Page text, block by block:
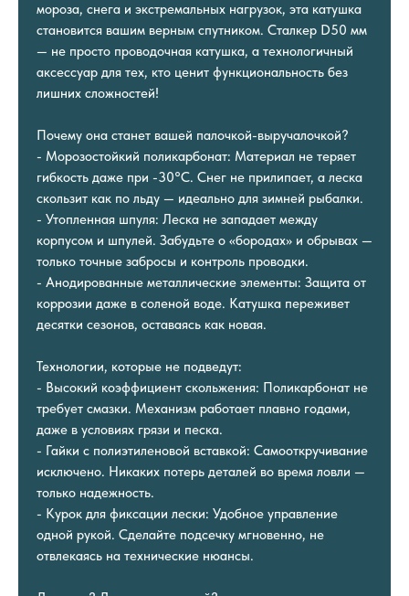
мороза, снега и экстремальных нагрузок, эта катушка
становится вашим верным спутником. Сталкер D50 мм
— не просто проводочная катушка, а технологичный
аксессуар для тех, кто ценит функциональность без
лишних сложностей!
Почему она станет вашей палочкой-выручалочкой?
- Морозостойкий поликарбонат: Материал не теряет
гибкость даже при -30°C. Снег не прилипает, а леска
скользит как по льду — идеально для зимней рыбалки.
- Утопленная шпуля: Леска не западает между
корпусом и шпулей. Забудьте о «бородах» и обрывах —
только точные забросы и контроль проводки.
- Анодированные металлические элементы: Защита от
коррозии даже в соленой воде. Катушка переживет
десятки сезонов, оставаясь как новая.
Технологии, которые не подведут:
- Высокий коэффициент скольжения: Поликарбонат не
требует смазки. Механизм работает плавно годами,
даже в условиях грязи и песка.
- Гайки с полиэтиленовой вставкой: Самооткручивание
исключено. Никаких потерь деталей во время ловли —
только надежность.
- Курок для фиксации лески: Удобное управление
одной рукой. Сделайте подсечку мгновенно, не
отвлекаясь на технические нюансы.